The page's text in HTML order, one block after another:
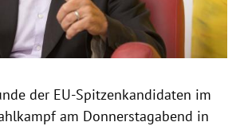
der EU-Spitzenkandidaten im
am Donnerstagabend in